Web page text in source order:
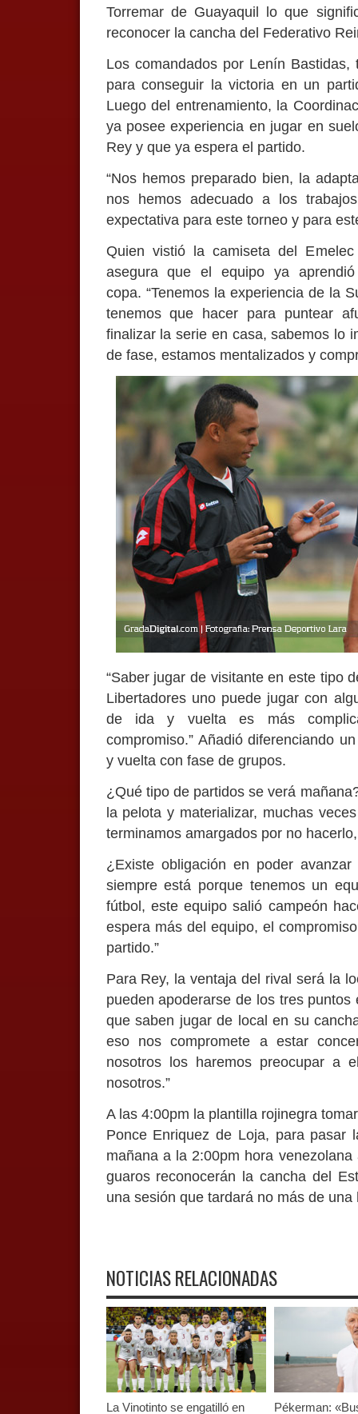
Torremar de Guayaquil lo que
reconocer la cancha del Federativo
Los comandados por Lenín
para conseguir la victoria en un
Luego del entrenamiento, la
ya posee experiencia en jugar en
Rey y que ya espera el partido.
“Nos hemos preparado bien, la
nos hemos adecuado a los
expectativa para este torneo y para
Quien vistió la camiseta del
asegura que el equipo ya
copa. “Tenemos la experiencia de la
tenemos que hacer para puntear
finalizar la serie en casa, sabemos lo
de fase, estamos mentalizados y
“Saber jugar de visitante en este tipo
Libertadores uno puede jugar con
de ida y vuelta es más
compromiso.” Añadió diferenciando
y vuelta con fase de grupos.
¿Qué tipo de partidos se verá
la pelota y materializar, muchas
terminamos amargados por no
¿Existe obligación en poder
siempre está porque tenemos un
fútbol, este equipo salió campeón
espera más del equipo, el
partido.”
Para Rey, la ventaja del rival será la
pueden apoderarse de los tres
que saben jugar de local en su
eso nos compromete a estar
nosotros los haremos preocupar a
nosotros.”
A las 4:00pm la plantilla rojinegra
Ponce Enriquez de Loja, para pasar
mañana a la 2:00pm hora
guaros reconocerán la cancha del
una sesión que tardará no más de una
NOTICIAS RELACIONADAS
La Vinotinto se engatilló en
Pékerman: